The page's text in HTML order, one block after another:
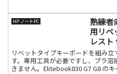
HP ノートPC
熟練者
用リベ
レスト
リベットタイプキーボードを組み
す。専用工具が必要ですし、プラ
きません。Elitebook830 G7 G8 の